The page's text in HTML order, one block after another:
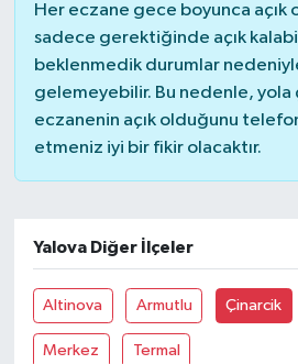
Her eczane gece boyunca açık
sadece gerektiğinde açık
beklenmedik durumlar
gelemeyebilir. Bu nedenle, yola
eczanenin açık olduğunu
etmeniz iyi bir fikir olacaktır.
Yalova Diğer İlçeler
Altinova Armutlu Çinarcik
Merkez Termal